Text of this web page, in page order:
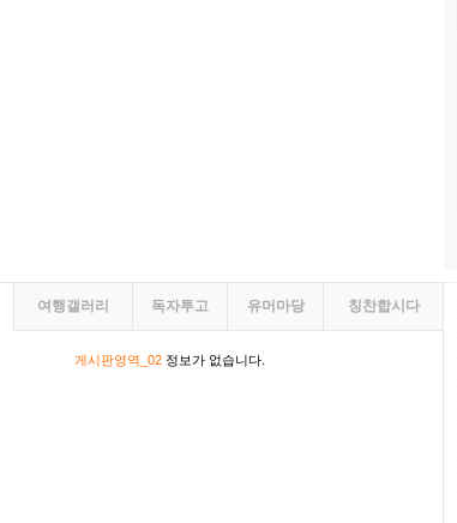
여행갤러리 독자투고 유머마당 칭찬합시다
게시판영역_02정보가 없습니다.